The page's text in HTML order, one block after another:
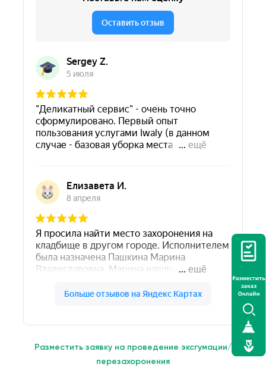
Разместить заявку на проведение эксгумации/
перезахоронения